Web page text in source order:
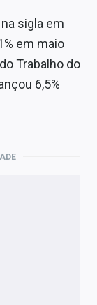
na sigla em
em maio
Trabalho do
6,5%